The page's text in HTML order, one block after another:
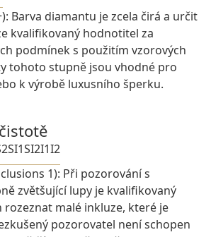
Barva diamantu je zcela čirá a určit
kvalifikovaný hodnotitel za
podmínek s použitím vzorových
tohoto stupně jsou vhodné pro
k výrobě luxusního šperku.
SI1SI2I1I2
1): Při pozorování s
zvětšující lupy je kvalifikovaný
malé inkluze, které je
pozorovatel není schopen